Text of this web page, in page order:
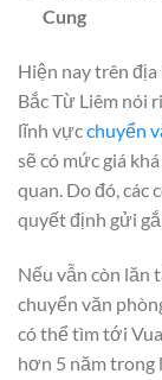
Cung
Hiện nay trên
Bắc Từ Liêm nói
lĩnh vựcchuyển
sẽ có mức giá
quan. Do đó, các
quyết định gửi
Nếu vẫn còn lăn
chuyển văn
có thể tìm tới
hơn 5 năm trong